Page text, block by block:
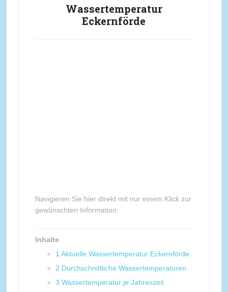
Wassertemperatur
Eckernförde
Navigieren Sie hier direkt mit nur einem Klick zur
gewünschten Information:
Inhalte
1 Aktuelle Wassertemperatur Eckernförde
2 Durchschnittliche Wassertemperaturen
3 Wassertemperatur je Jahreszeit